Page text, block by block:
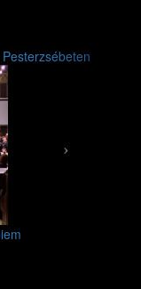
Next